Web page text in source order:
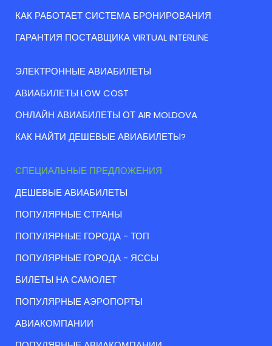
КАК РАБОТАЕТ СИСТЕМА БРОНИРОВАНИЯ
ГАРАНТИЯ ПОСТАВЩИКА VIRTUAL INTERLINE
ЭЛЕКТРОННЫЕ АВИАБИЛЕТЫ
АВИАБИЛЕТЫ LOW COST
ОНЛАЙН АВИАБИЛЕТЫ ОТ AIR MOLDOVA
КАК НАЙТИ ДЕШЕВЫЕ АВИАБИЛЕТЫ?
СПЕЦИАЛЬНЫЕ ПРЕДЛОЖЕНИЯ
ДЕШЕВЫЕ АВИАБИЛЕТЫ
ПОПУЛЯРНЫЕ СТРАНЫ
ПОПУЛЯРНЫЕ ГОРОДА - ТОП
ПОПУЛЯРНЫЕ ГОРОДА - ЯССЫ
БИЛЕТЫ НА САМОЛЕТ
ПОПУЛЯРНЫЕ АЭРОПОРТЫ
АВИАКОМПАНИИ